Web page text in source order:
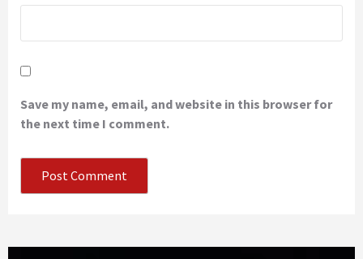
Save my name, email, and website in this browser for
the next time I comment.